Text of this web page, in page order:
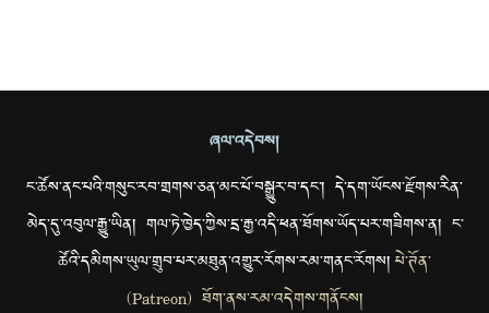
ཞལ་འདེབས།
ང་ཚོས་ནང་པའི་གསུང་རབ་གྲགས་ཅན་མང་པོ་བསྒྱུར་བ་དང་། དེ་དག་ཡོངས་རྫོགས་རིན་
མེད་དུ་འབུལ་རྒྱུ་ཡིན། གལ་ཏེ་ཁྱེད་ཀྱིས་དྲ་རྒྱ་འདི་ཕན་ཐོགས་ཡོད་པར་གཟིགས་ན། ང་
ཚོའི་དམིགས་ཡུལ་གྲུབ་པར་མཐུན་འགྱུར་རོགས་རམ་གནང་རོགས།པེ་ཊོན་
(Patreon) ཐོག་ནས་རམ་འདེགས་གནོངས།